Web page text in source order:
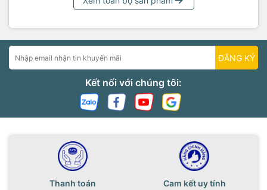
ĐĂNG KÝ
Kết nối với chúng tôi:
Thanh toán
Cam kết uy tính